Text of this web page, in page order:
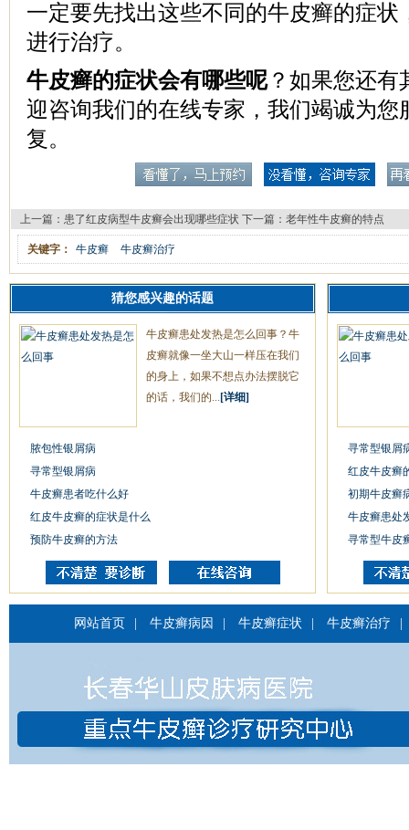
一定要先找出这些不同的牛皮癣的症状
进行治疗。
牛皮癣的症状会有哪些呢？如果您还有
迎咨询我们的在线专家，我们竭诚为您
复。
上一篇： 患了红皮病型牛皮癣会出现哪些症状 下一篇： 老年性牛皮癣的特点
关键字： 牛皮癣 牛皮癣治疗
猜您感兴趣的话题
牛皮癣患处发热是怎么回事？牛
皮癣就像一坐大山一样压在我们
的身上，如果不想点办法摆脱它
的话，我们的... [详细]
脓包性银屑病
寻常型银屑病
牛皮癣患者吃什么好
红皮牛皮癣的症状是什么
预防牛皮癣的方法
寻常型银屑
红皮牛皮癣
初期牛皮癣
牛皮癣患处
寻常型牛皮
网站首页 牛皮癣病因 牛皮癣症状 牛皮癣治疗